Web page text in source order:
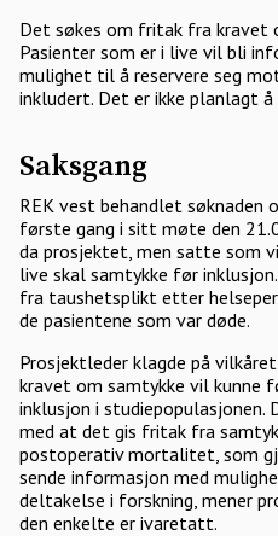
Det søkes om fritak fra kravet
Pasienter som er i live vil bli
mulighet til å reservere seg
inkludert. Det er ikke planlagt
Saksgang
REK vest behandlet søknaden
første gang i sitt møte den
da prosjektet, men satte som
live skal samtykke før
fra taushetsplikt etter
de pasientene som var døde.
Prosjektleder klagde på
kravet om samtykke vil kunne
inklusjon i
med at det gis fritak fra
postoperativ mortalitet, som
sende informasjon med
deltakelse i forskning, mener
den enkelte er ivaretatt.